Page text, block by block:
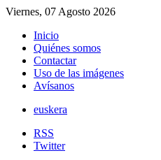
Viernes, 07 Agosto 2026
Inicio
Quiénes somos
Contactar
Uso de las imágenes
Avísanos
euskera
RSS
Twitter